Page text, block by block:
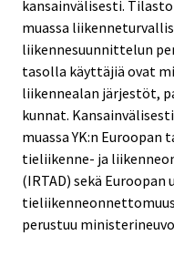
kansainvälisesti.
muassa
liikennesuunnittelun
tasolla käyttäjiä ovat
liikennealan järjestöt,
kunnat.
muassa YK:n Euroopan
tieliikenne- ja
(IRTAD) sekä Euroopan
perustuu